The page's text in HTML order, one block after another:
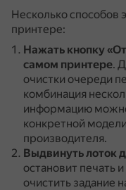
Несколько способов
принтере:
Нажать кнопку
самом принтере.
очистки очереди
комбинация
информацию
конкретной
производителя.
Выдвинуть лоток
остановит печать
очистить задание